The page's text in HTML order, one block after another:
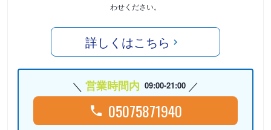
わせください。
詳しくはこちら
営業時間内 09:00-21:00
05075871940